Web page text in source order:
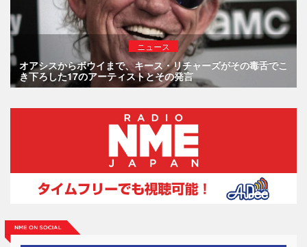
ニュース
オアシスからボウイまで、キース・リチャーズがその毒舌でこ
き下ろした17のアーティストとその発言